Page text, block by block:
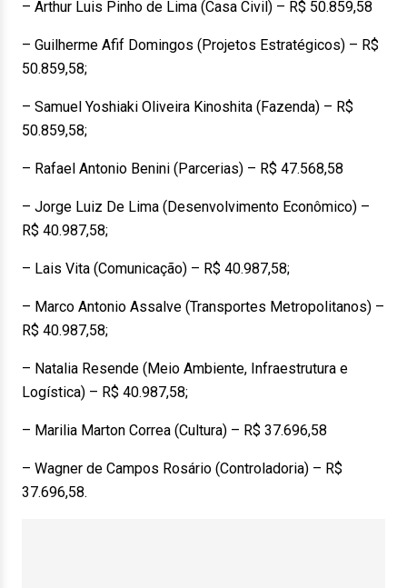
– Arthur Luis Pinho de Lima (Casa Civil) – R$ 50.859,58
– Guilherme Afif Domingos (Projetos Estratégicos) – R$
50.859,58;
– Samuel Yoshiaki Oliveira Kinoshita (Fazenda) – R$
50.859,58;
– Rafael Antonio Benini (Parcerias) – R$ 47.568,58
– Jorge Luiz De Lima (Desenvolvimento Econômico) –
R$ 40.987,58;
– Lais Vita (Comunicação) – R$ 40.987,58;
– Marco Antonio Assalve (Transportes Metropolitanos) –
R$ 40.987,58;
– Natalia Resende (Meio Ambiente, Infraestrutura e
Logística) – R$ 40.987,58;
– Marilia Marton Correa (Cultura) – R$ 37.696,58
– Wagner de Campos Rosário (Controladoria) – R$
37.696,58.